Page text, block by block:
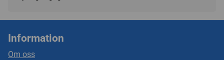
Information
Om oss